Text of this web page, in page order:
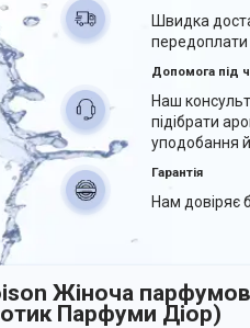
Швидка
передоплати
Допомога під
Наш
підібрати
уподобання
Гарантія
Нам довіряє
Жіноча
Парфуми Діор)